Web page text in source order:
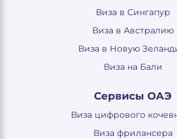
Виза в Сингапур
Виза в Австралию
Виза в Новую
Виза на Бали
Сервисы ОАЭ
Виза цифрового
Виза фрилансера